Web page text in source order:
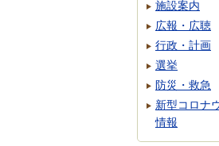
施設案内
広報・広聴
行政・計画
選挙
防災・救急
新型コロナ
情報